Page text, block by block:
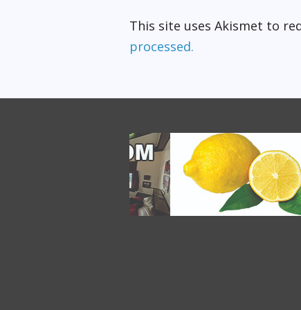
This site uses Akismet to
processed.